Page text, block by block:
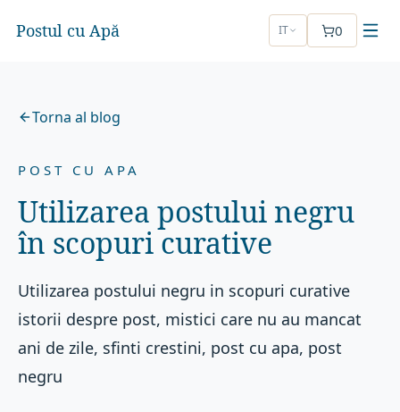
Postul cu Apă IT 0
Torna al blog
POST CU APA
Utilizarea postului negru
în scopuri curative
Utilizarea postului negru in scopuri curative
istorii despre post, mistici care nu au mancat
ani de zile, sfinti crestini, post cu apa, post
negru